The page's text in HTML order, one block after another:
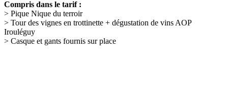
Compris dans le tarif :
> Pique Nique du terroir
> Tour des vignes en trottinette + dégustation de vins AOP
Irouléguy
> Casque et gants fournis sur place